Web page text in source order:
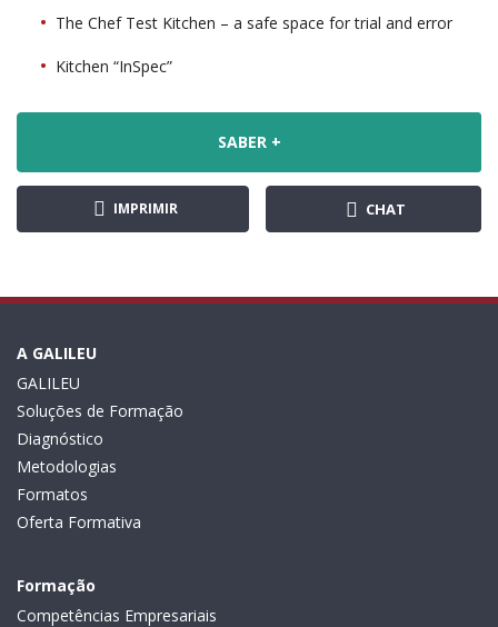
The Chef Test Kitchen – a safe space for trial and error
Kitchen “InSpec”
SABER +
IMPRIMIR CHAT
A GALILEU
GALILEU
Soluções de Formação
Diagnóstico
Metodologias
Formatos
Oferta Formativa
Formação
Competências Empresariais